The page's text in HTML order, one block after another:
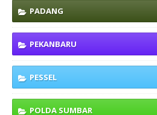
PADANG
PEKANBARU
PESSEL
POLDA SUMBAR